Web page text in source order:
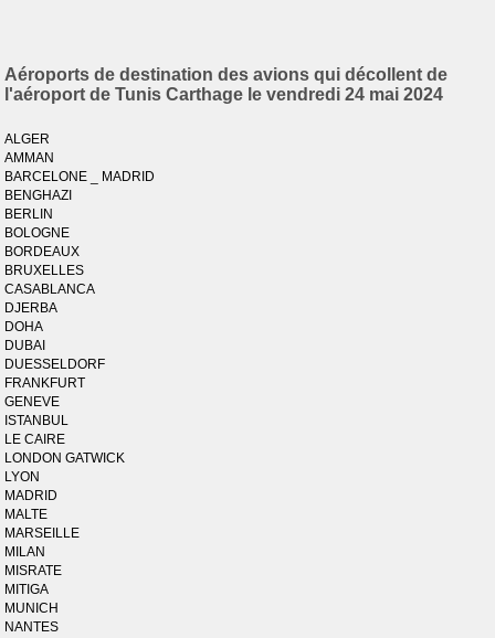
Aéroports de destination des avions qui décollent de
l'aéroport de Tunis Carthage le vendredi 24 mai 2024
ALGER
AMMAN
BARCELONE _ MADRID
BENGHAZI
BERLIN
BOLOGNE
BORDEAUX
BRUXELLES
CASABLANCA
DJERBA
DOHA
DUBAI
DUESSELDORF
FRANKFURT
GENEVE
ISTANBUL
LE CAIRE
LONDON GATWICK
LYON
MADRID
MALTE
MARSEILLE
MILAN
MISRATE
MITIGA
MUNICH
NANTES